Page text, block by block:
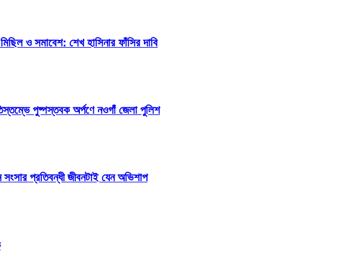
ও সমাবেশ: শেখ হাসিনার ফাঁসির দাবি
পুষ্পস্তবক অর্পণে নওগাঁ জেলা পুলিশ
প্রতিবন্ধী জীবনটাই যেন অভিশাপ